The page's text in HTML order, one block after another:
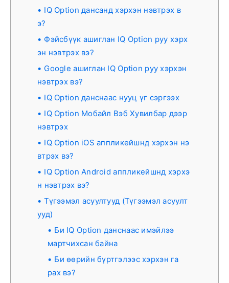
IQ Option дансанд хэрхэн нэвтрэх в
э?
Фэйсбүүк ашиглан IQ Option руу хэрх
эн нэвтрэх вэ?
Google ашиглан IQ Option руу хэрхэн
нэвтрэх вэ?
IQ Option данснаас нууц үг сэргээх
IQ Option Мобайл Вэб Хувилбар дээр
нэвтрэх
IQ Option iOS аппликейшнд хэрхэн нэ
втрэх вэ?
IQ Option Android аппликейшнд хэрхэ
н нэвтрэх вэ?
Түгээмэл асуултууд (Түгээмэл асуулт
ууд)
Би IQ Option данснаас имэйлээ
мартчихсан байна
Би өөрийн бүртгэлээс хэрхэн га
рах вэ?